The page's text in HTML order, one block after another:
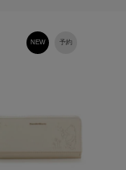
予約
NEW